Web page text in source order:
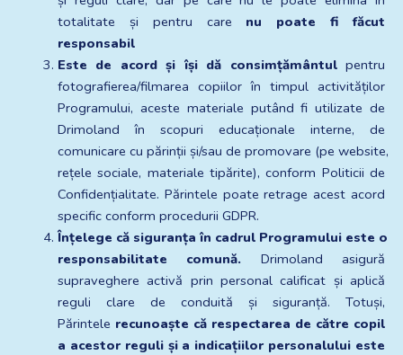
totalitate și pentru care nu poate fi făcut
responsabil
Este de acord și își dă consimțământul pentru
fotografierea/filmarea copiilor în timpul activităților
Programului, aceste materiale putând fi utilizate de
Drimoland în scopuri educaționale interne, de
comunicare cu părinții și/sau de promovare (pe website,
rețele sociale, materiale tipărite), conform Politicii de
Confidențialitate. Părintele poate retrage acest acord
specific conform procedurii GDPR.
Înțelege că siguranța în cadrul Programului este o
responsabilitate comună. Drimoland asigură
supraveghere activă prin personal calificat și aplică
reguli clare de conduită și siguranță. Totuși,
Părintele recunoaște că respectarea de către copil
a acestor reguli și a indicațiilor personalului este